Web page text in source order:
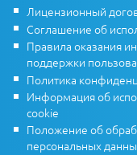
Лицензионный
Соглашение об
Правила оказания
поддержки
Политика
Информация об
cookie
Положение об
персональных